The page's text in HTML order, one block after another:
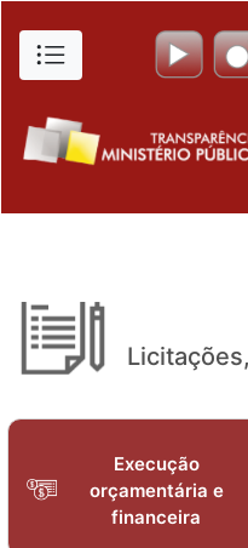
Lista de
Execução
orçamentária e
financeira